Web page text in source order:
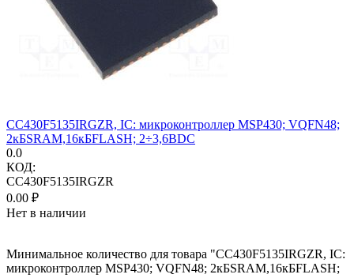
CC430F5135IRGZR, IC: микроконтроллер MSP430; VQFN48;
2кБSRAM,16кБFLASH; 2÷3,6ВDC
0.0
КОД:
CC430F5135IRGZR
0.00 ₽
Нет в наличии
Минимальное количество для товара "CC430F5135IRGZR, IC:
микроконтроллер MSP430; VQFN48; 2кБSRAM,16кБFLASH;